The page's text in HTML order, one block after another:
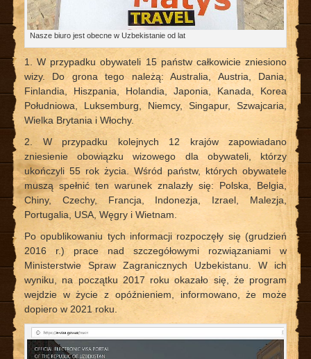
Nasze biuro jest obecne w Uzbekistanie od lat
1. W przypadku obywateli 15 państw całkowicie zniesiono
wizy. Do grona tego należą: Australia, Austria, Dania,
Finlandia, Hiszpania, Holandia, Japonia, Kanada, Korea
Południowa, Luksemburg, Niemcy, Singapur, Szwajcaria,
Wielka Brytania i Włochy.
2. W przypadku kolejnych 12 krajów zapowiadano
zniesienie obowiązku wizowego dla obywateli, którzy
ukończyli 55 rok życia. Wśród państw, których obywatele
muszą spełnić ten warunek znalazły się: Polska, Belgia,
Chiny, Czechy, Francja, Indonezja, Izrael, Malezja,
Portugalia, USA, Węgry i Wietnam.
Po opublikowaniu tych informacji rozpoczęły się (grudzień
2016 r.) prace nad szczegółowymi rozwiązaniami w
Ministerstwie Spraw Zagranicznych Uzbekistanu. W ich
wyniku, na początku 2017 roku okazało się, że program
wejdzie w życie z opóźnieniem, informowano, że może
dopiero w 2021 roku.